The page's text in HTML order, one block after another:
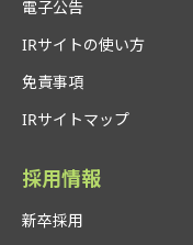
電子公告
IRサイトの使い方
免責事項
IRサイトマップ
採用情報
新卒採用